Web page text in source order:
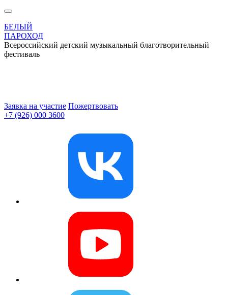
БЕЛЫЙ
ПАРОХОД
Всероссийский детский музыкальный благотворительный
фестиваль
Заявка на участие Пожертвовать
+7 (926) 000 3600